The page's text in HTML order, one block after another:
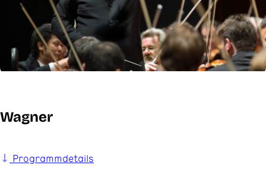
Wagner
Programmdetails